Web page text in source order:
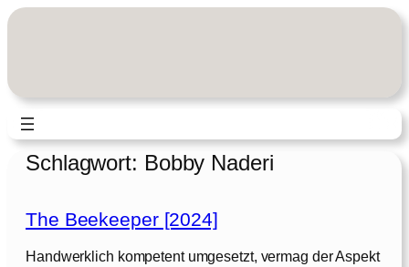
Zum
Schlagwort: Bobby Naderi
The Beekeeper [2024]
Handwerklich kompetent umgesetzt, vermag der Aspekt